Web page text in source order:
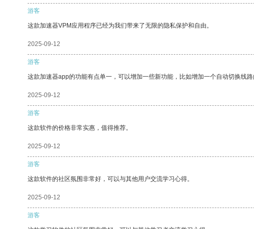
游客
这款加速器VPM应用程序已经为我们带来了无限的隐私保护和自由。
2025-09-12
游客
这款加速器app的功能有点单一，可以增加一些新功能，比如增加一个自动切换线路
2025-09-12
游客
这款软件的价格非常实惠，值得推荐。
2025-09-12
游客
这款软件的社区氛围非常好，可以与其他用户交流学习心得。
2025-09-12
游客